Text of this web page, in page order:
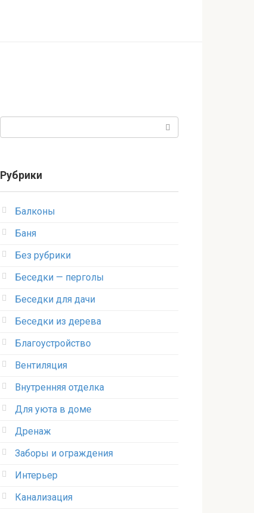
Рубрики
Балконы
Баня
Без рубрики
Беседки — перголы
Беседки для дачи
Беседки из дерева
Благоустройство
Вентиляция
Внутренняя отделка
Для уюта в доме
Дренаж
Заборы и ограждения
Интерьер
Канализация